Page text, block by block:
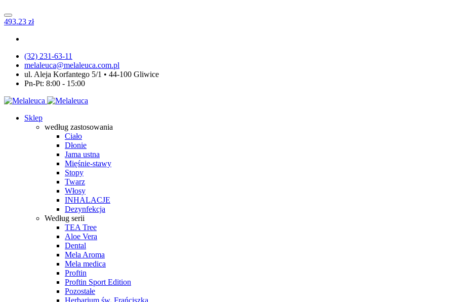
493.23 zł
(32) 231-63-11
melaleuca@melaleuca.com.pl
ul. Aleja Korfantego 5/1 • 44-100 Gliwice
Pn-Pt: 8:00 - 15:00
Sklep
według zastosowania
Ciało
Dłonie
Jama ustna
Mięśnie-stawy
Stopy
Twarz
Włosy
INHALACJE
Dezynfekcja
Według serii
TEA Tree
Aloe Vera
Dental
Mela Aroma
Mela medica
Proftin
Proftin Sport Edition
Pozostałe
Herbarium św. Frańciszka